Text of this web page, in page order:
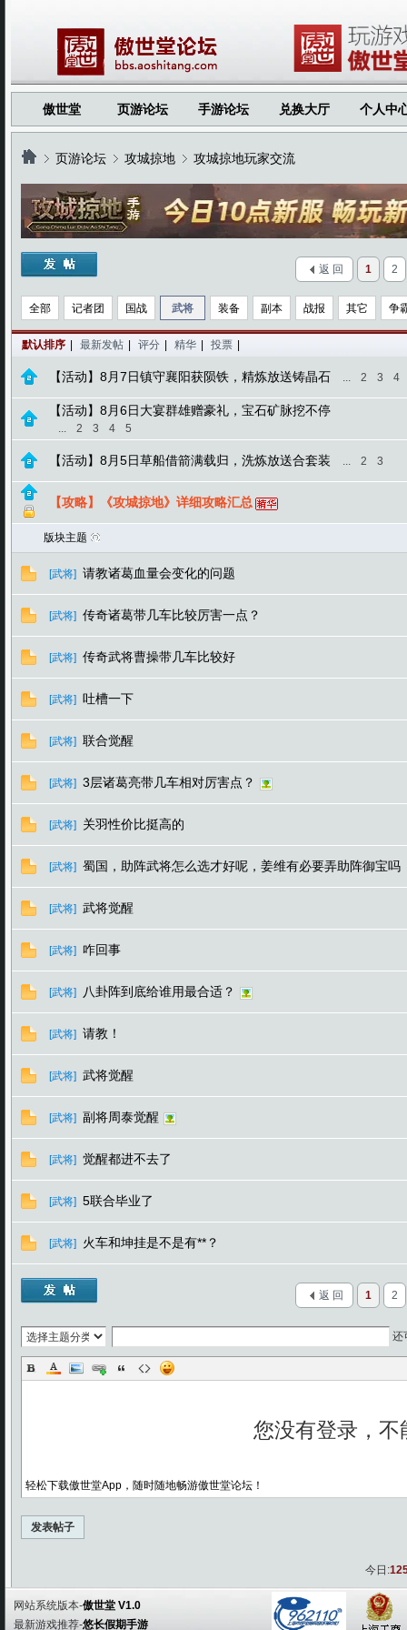
傲世堂 页游论坛 手游论坛 兑换大厅 个人中
›
页游论坛
›
攻城掠地
›
攻城掠地玩家交流
1 2
返 回
全部 记者团 国战 武将 装备 副本 战报 其它 争
默认排序 最新发帖 评分 精华 投票
【活动】8月7日镇守襄阳获陨铁，精炼放送铸晶石 ... 2 3 4
【活动】8月6日大宴群雄赠豪礼，宝石矿脉挖不停
... 2 3 4 5
【活动】8月5日草船借箭满载归，洗炼放送合套装 ... 2 3
【攻略】《攻城掠地》详细攻略汇总
版块主题
[武将] 请教诸葛血量会变化的问题
[武将] 传奇诸葛带几车比较厉害一点？
[武将] 传奇武将曹操带几车比较好
[武将] 吐槽一下
[武将] 联合觉醒
[武将] 3层诸葛亮带几车相对厉害点？
[武将] 关羽性价比挺高的
[武将] 蜀国，助阵武将怎么选才好呢，姜维有必要弄助阵御宝吗
[武将] 武将觉醒
[武将] 咋回事
[武将] 八卦阵到底给谁用最合适？
[武将] 请教！
[武将] 武将觉醒
[武将] 副将周泰觉醒
[武将] 觉醒都进不去了
[武将] 5联合毕业了
[武将] 火车和坤挂是不是有**？
1 2
返 回
还
轻松下载傲世堂App，随时随地畅游傲世堂论坛！
发表帖子
今日:
网站系统版本-傲世堂 V1.0
最新游戏推荐-悠长假期手游